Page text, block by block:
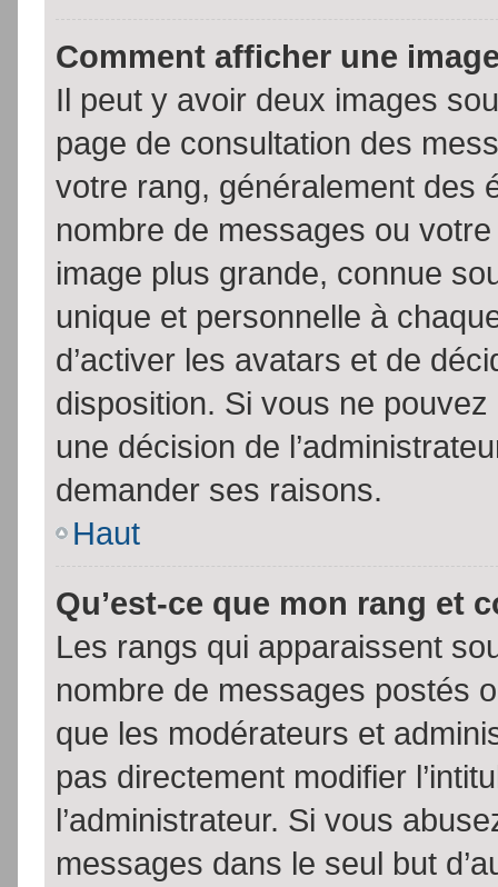
Comment afficher une
Il peut y avoir deux images
page de consultation des
votre rang, généralement des
nombre de messages ou
image plus grande, connue
unique et personnelle à
d’activer les avatars et de
disposition. Si vous ne pouvez
une décision de
demander ses raisons.
Haut
Qu’est-ce que mon rang et
Les rangs qui apparaissent
nombre de messages postés
que les modérateurs et
pas directement modifier
l’administrateur. Si vous
messages dans le seul but